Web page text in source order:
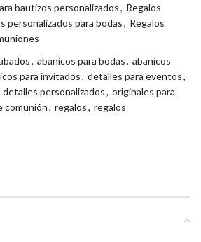
bautizos personalizados, Regalos
personalizados para bodas, Regalos
, abanicos para bodas, abanicos
para invitados, detalles para eventos,
detalles personalizados, originales para
comunión, regalos, regalos